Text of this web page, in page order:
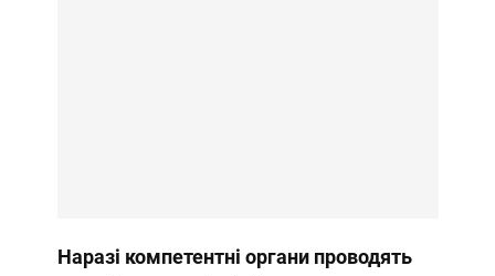
Наразі компетентні органи проводять